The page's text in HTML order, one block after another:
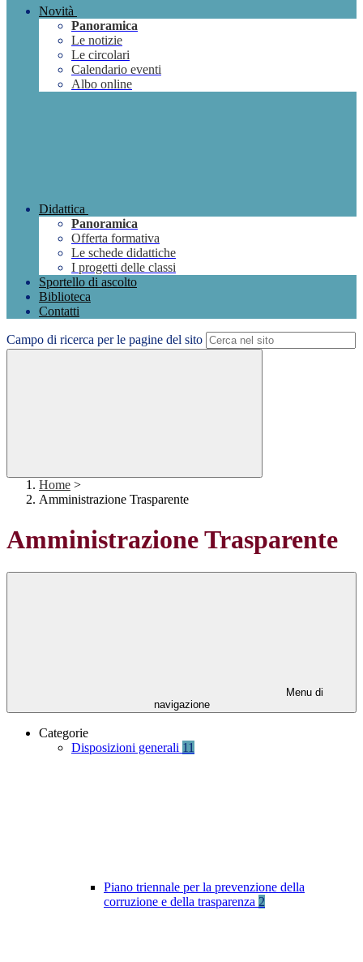
Novità
Panoramica
Le notizie
Le circolari
Calendario eventi
Albo online
Didattica
Panoramica
Offerta formativa
Le schede didattiche
I progetti delle classi
Sportello di ascolto
Biblioteca
Contatti
Campo di ricerca per le pagine del sito
Home >
Amministrazione Trasparente
Amministrazione Trasparente
Menu di
navigazione
Categorie
Disposizioni generali 11
Piano triennale per la prevenzione della
corruzione e della trasparenza 2